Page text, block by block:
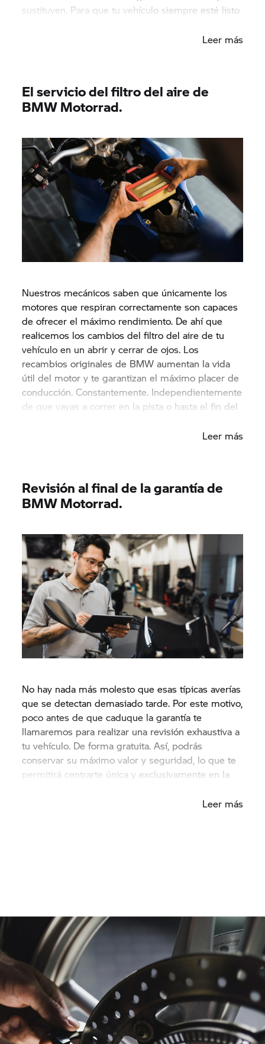
sustituyen. Para que tu vehículo siempre esté listo
Leer más
El servicio del filtro del aire de
BMW Motorrad.
Nuestros mecánicos saben que únicamente los
motores que respiran correctamente son capaces
de ofrecer el máximo rendimiento. De ahí que
realicemos los cambios del filtro del aire de tu
vehículo en un abrir y cerrar de ojos. Los
recambios originales de BMW aumentan la vida
útil del motor y te garantizan el máximo placer de
conducción. Constantemente. Independientemente
de que vayas a correr en la pista o hasta el fin del
Leer más
Revisión al final de la garantía de
BMW Motorrad.
No hay nada más molesto que esas típicas averías
que se detectan demasiado tarde. Por este motivo,
poco antes de que caduque la garantía te
llamaremos para realizar una revisión exhaustiva a
tu vehículo. De forma gratuita. Así, podrás
conservar su máximo valor y seguridad, lo que te
permitirá centrarte única y exclusivamente en la
Leer más